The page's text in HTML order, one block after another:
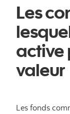
Les
active
valeur
Les fonds